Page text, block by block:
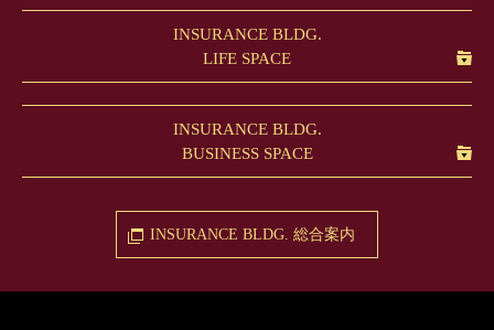
INSURANCE BLDG.
LIFE SPACE
INSURANCE BLDG.
BUSINESS SPACE
INSURANCE BLDG. 総合案内